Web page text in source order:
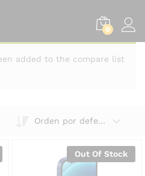
0
added to the compare list
Orden por defecto
Out Of Stock